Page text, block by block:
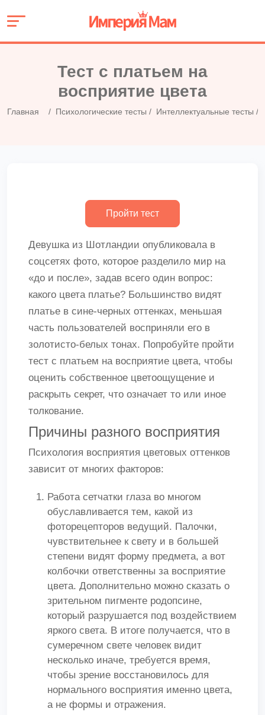
Тест с платьем на
восприятие цвета
Главная Психологические тесты Интеллектуальные тесты
Девушка из Шотландии опубликовала в
соцсетях фото, которое разделило мир на
«до и после», задав всего один вопрос:
какого цвета платье? Большинство видят
платье в сине-черных оттенках, меньшая
часть пользователей восприняли его в
золотисто-белых тонах. Попробуйте пройти
тест с платьем на восприятие цвета, чтобы
оценить собственное цветоощущение и
раскрыть секрет, что означает то или иное
толкование.
Причины разного восприятия
Психология восприятия цветовых оттенков
зависит от многих факторов:
Работа сетчатки глаза во многом
обуславливается тем, какой из
фоторецепторов ведущий. Палочки,
чувствительнее к свету и в большей
степени видят форму предмета, а вот
колбочки ответственны за восприятие
цвета. Дополнительно можно сказать о
зрительном пигменте родопсине,
который разрушается под воздействием
яркого света. В итоге получается, что в
сумеречном свете человек видит
несколько иначе, требуется время,
чтобы зрение восстановилось для
нормального восприятия именно цвета,
а не формы и отражения.